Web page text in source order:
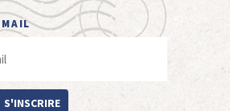
MAIL
S'INSCRIRE